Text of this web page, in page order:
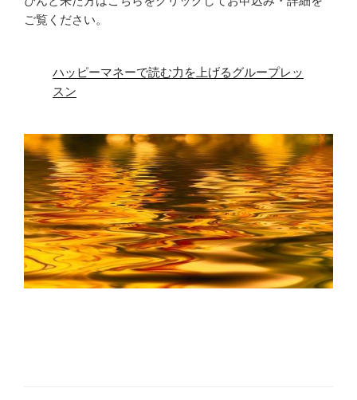
ご覧ください。
ハッピーマネーで読む力を上げるグループレッ
スン